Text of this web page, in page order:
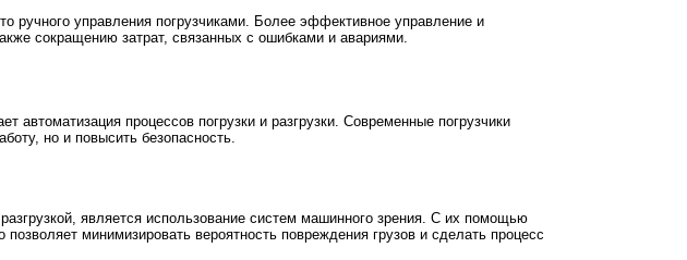
ручного управления погрузчиками. Более эффективное управление и
сокращению затрат, связанных с ошибками и авариями.
автоматизация процессов погрузки и разгрузки. Современные погрузчики
но и повысить безопасность.
является использование систем машинного зрения. С их помощью
минимизировать вероятность повреждения грузов и сделать процесс